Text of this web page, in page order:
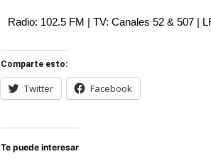
Radio: 102.5 FM | TV: Canales 52 & 507 |
Comparte esto:
Twitter Facebook
Te puede interesar